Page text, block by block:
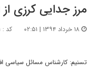
مرز جدایی کرزی
کد : ۱۹۴۸۵۱۱
تسنیم: کارشناس مسائل سیاسی